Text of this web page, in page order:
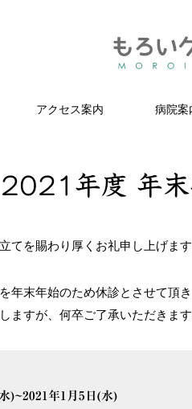
アクセス案内 病院案
2021年度 年末
てを賜わり厚くお礼申し上げます
年末年始のため休診とさせて頂き
ますが、何卒ご了承いただきま
)~2021年1月5日(水)